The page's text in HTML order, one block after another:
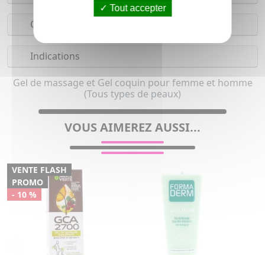
Composition
Indications
Gel de massage et Gel coquin pour femme et homme
(Tous types de peaux)
VOUS AIMEREZ AUSSI...
VENTE FLASH
PROMO
- 10 %
Tout accepter